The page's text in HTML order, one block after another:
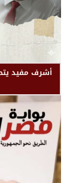
أشرف مفيد